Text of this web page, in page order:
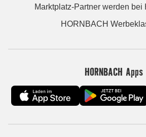
Marktplatz-Partner werden bei
HORNBACH
HORNBACH Apps